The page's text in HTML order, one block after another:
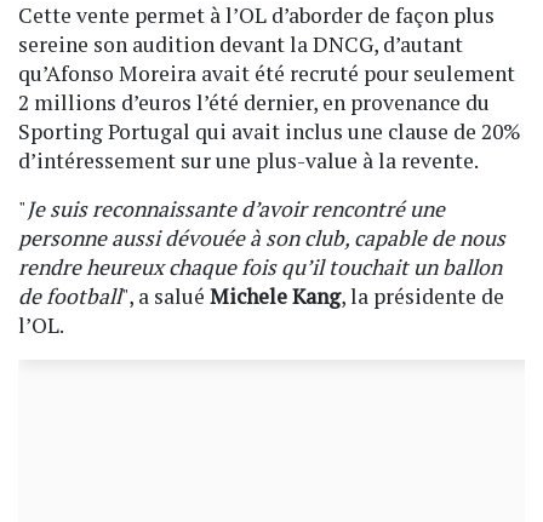
Cette vente permet à l’OL d’aborder de façon plus
sereine son audition devant la DNCG, d’autant
qu’Afonso Moreira avait été recruté pour seulement
2 millions d’euros l’été dernier, en provenance du
Sporting Portugal qui avait inclus une clause de 20%
d’intéressement sur une plus-value à la revente.
"Je suis reconnaissante d’avoir rencontré une
personne aussi dévouée à son club, capable de nous
rendre heureux chaque fois qu’il touchait un ballon
de football", a salué Michele Kang, la présidente de
l’OL.